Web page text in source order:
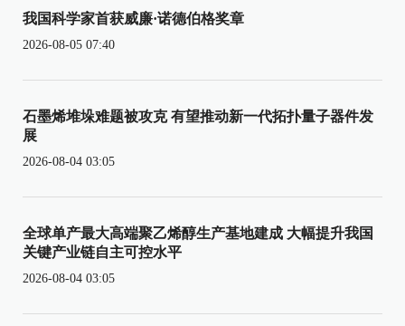
我国科学家首获威廉·诺德伯格奖章
2026-08-05 07:40
石墨烯堆垛难题被攻克 有望推动新一代拓扑量子器件发
展
2026-08-04 03:05
全球单产最大高端聚乙烯醇生产基地建成 大幅提升我国
关键产业链自主可控水平
2026-08-04 03:05